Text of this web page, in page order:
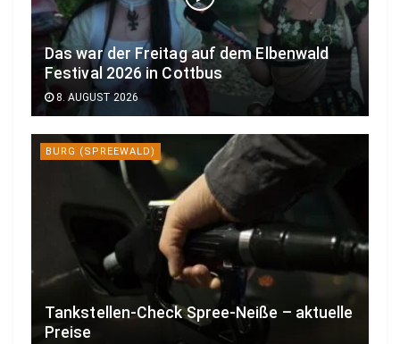
Das war der Freitag auf dem Elbenwald
Festival 2026 in Cottbus
8. AUGUST 2026
BURG (SPREEWALD)
Tankstellen-Check Spree-Neiße – aktuelle
Preise